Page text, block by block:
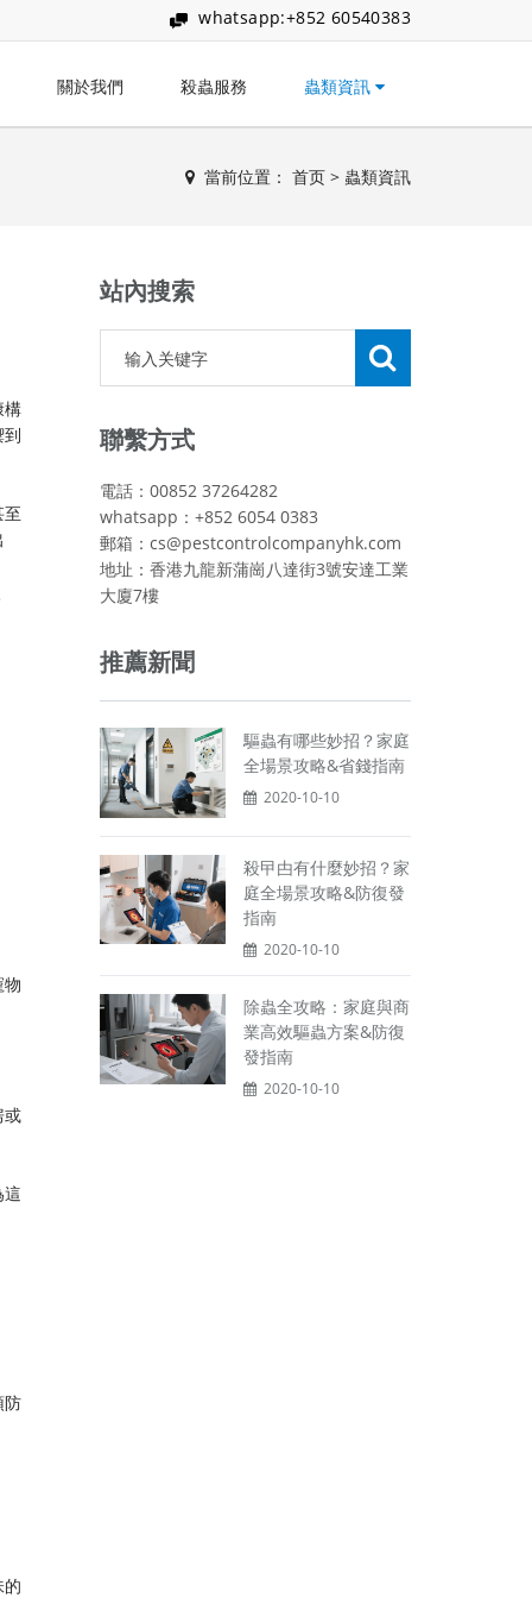
whatsapp:+852 60540383
關於我們 殺蟲服務 蟲類資訊
當前位置： 首页 > 蟲類資訊
構
或
防
站內搜索
聯繫方式
電話：00852 37264282
whatsapp：+852 6054 0383
郵箱：cs@pestcontrolcompanyhk.com
地址：香港九龍新蒲崗八達街3號安達工業
大廈7樓
推薦新聞
驅蟲有哪些妙招？家庭
全場景攻略&省錢指南
2020-10-10
殺曱甴有什麼妙招？家
庭全場景攻略&防復發
指南
2020-10-10
除蟲全攻略：家庭與商
業高效驅蟲方案&防復
發指南
2020-10-10